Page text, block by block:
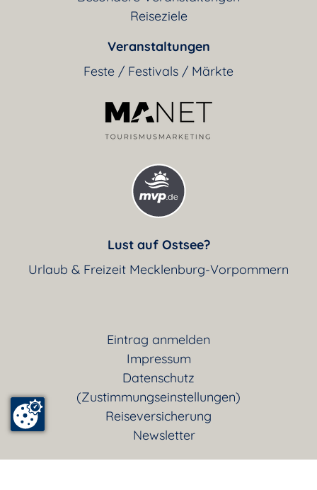
Reiseziele
Veranstaltungen
Feste / Festivals / Märkte
Lust auf Ostsee?
Urlaub & Freizeit Mecklenburg-Vorpommern
Eintrag anmelden
Impressum
Datenschutz
(Zustimmungseinstellungen)
Reiseversicherung
Newsletter